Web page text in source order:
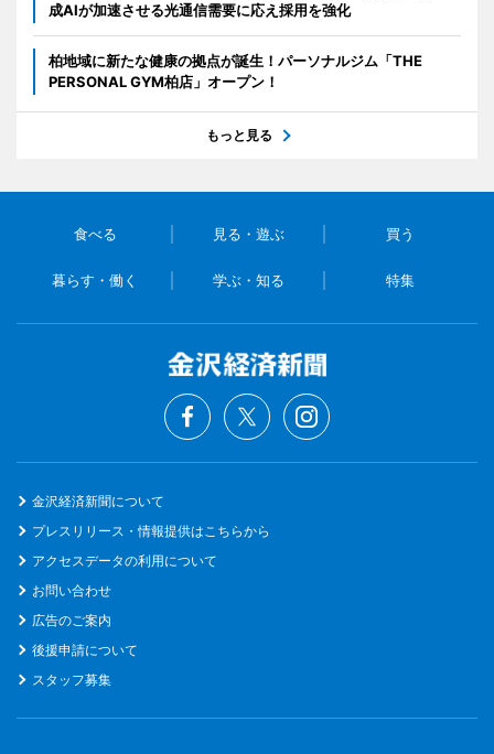
成AIが加速させる光通信需要に応え採用を強化
柏地域に新たな健康の拠点が誕生！パーソナルジム「THE
PERSONAL GYM柏店」オープン！
もっと見る
食べる 見る・遊ぶ 買う
暮らす・働く 学ぶ・知る 特集
金沢経済新聞について
プレスリリース・情報提供はこちらから
アクセスデータの利用について
お問い合わせ
広告のご案内
後援申請について
スタッフ募集